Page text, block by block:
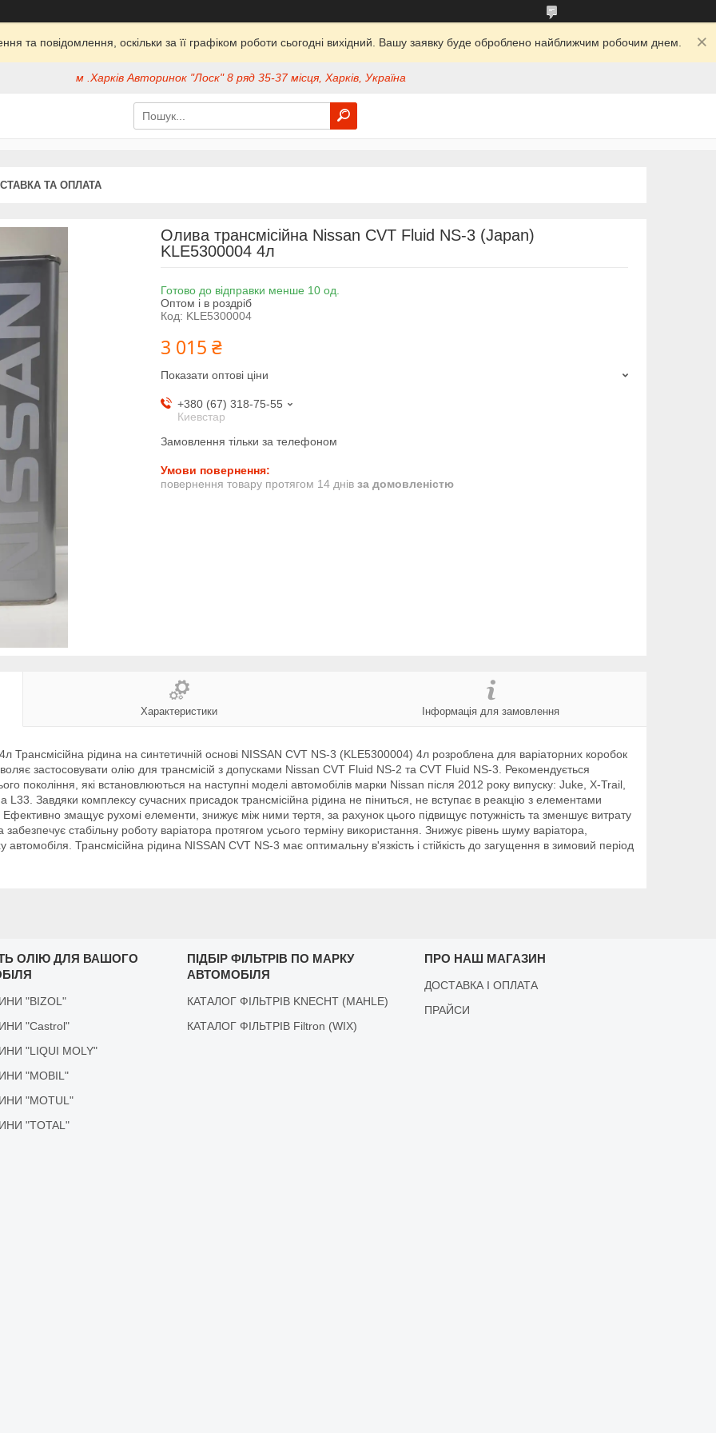
та повідомлення, оскільки за її графіком роботи сьогодні вихідний. Вашу заявку буде оброблено найближчим робочим днем.
м .Харків Авторинок "Лоск" 8 ряд 35-37 місця, Харків, Україна
ТА ОПЛАТА
Олива трансмісійна Nissan CVT Fluid NS-3 (Japan)
KLE5300004 4л
Готово до відправки менше 10 од.
Оптом і в роздріб
Код: KLE5300004
3 015 ₴
Показати оптові ціни
+380 (67) 318-75-55
Киевстар
Замовлення тільки за телефоном
повернення товару протягом 14 днів за домовленістю
Характеристики Інформація для замовлення
Трансмісійна рідина на синтетичній основі NISSAN CVT NS-3 (KLE5300004) 4л розроблена для варіаторних коробок
застосовувати олію для трансмісій з допусками Nissan CVT Fluid NS-2 та CVT Fluid NS-3. Рекомендується
покоління, які встановлюються на наступні моделі автомобілів марки Nissan після 2012 року випуску: Juke, X-Trail,
Завдяки комплексу сучасних присадок трансмісійна рідина не піниться, не вступає в реакцію з елементами
Ефективно змащує рухомі елементи, знижує між ними тертя, за рахунок цього підвищує потужність та зменшує витрату
стабільну роботу варіатора протягом усього терміну використання. Знижує рівень шуму варіатора,
Трансмісійна рідина NISSAN CVT NS-3 має оптимальну в'язкість і стійкість до загущення в зимовий період
ОЛІЮ ДЛЯ ВАШОГО
"BIZOL"
"Castrol"
"LIQUI MOLY"
"MOBIL"
"MOTUL"
"TOTAL"
ПІДБІР ФІЛЬТРІВ ПО МАРКУ
АВТОМОБІЛЯ
КАТАЛОГ ФІЛЬТРІВ KNECHT (MAHLE)
КАТАЛОГ ФІЛЬТРІВ Filtron (WIX)
ПРО НАШ МАГАЗИН
ДОСТАВКА І ОПЛАТА
ПРАЙСИ